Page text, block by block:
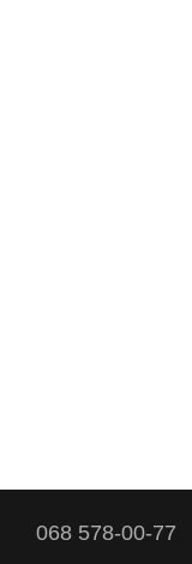
068 578-00-77